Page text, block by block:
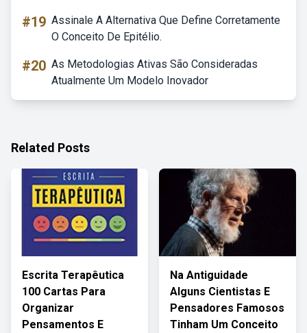
#19 Assinale A Alternativa Que Define Corretamente
O Conceito De Epitélio.
#20 As Metodologias Ativas São Consideradas
Atualmente Um Modelo Inovador
Related Posts
Escrita Terapêutica
100 Cartas Para
Organizar
Pensamentos E
Na Antiguidade
Alguns Cientistas E
Pensadores Famosos
Tinham Um Conceito